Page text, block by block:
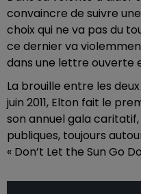
convaincre de suivre
choix qui ne va pas du
ce dernier va
dans une lettre ouverte
La brouille entre les
juin 2011, Elton fait le
son annuel gala
publiques, toujours
« Don’t Let the Sun Go